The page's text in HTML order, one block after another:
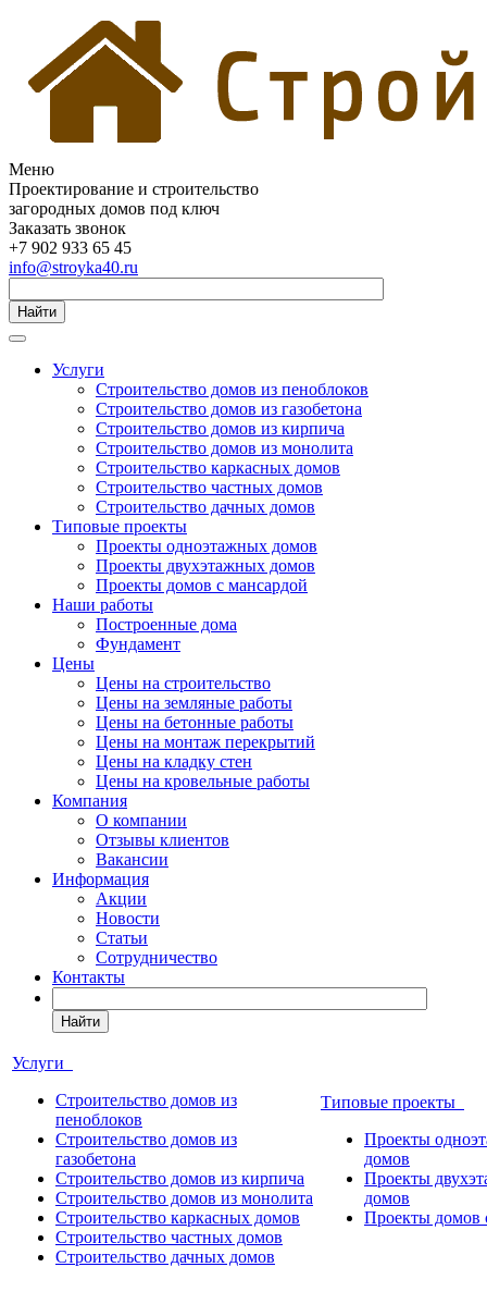
Меню
Проектирование и строительство
загородных домов под ключ
Заказать звонок
+7 902 933 65 45
info@stroyka40.ru
Найти
Услуги
Строительство домов из пеноблоков
Строительство домов из газобетона
Строительство домов из кирпича
Строительство домов из монолита
Строительство каркасных домов
Строительство частных домов
Строительство дачных домов
Типовые проекты
Проекты одноэтажных домов
Проекты двухэтажных домов
Проекты домов с мансардой
Наши работы
Построенные дома
Фундамент
Цены
Цены на строительство
Цены на земляные работы
Цены на бетонные работы
Цены на монтаж перекрытий
Цены на кладку стен
Цены на кровельные работы
Компания
О компании
Отзывы клиентов
Вакансии
Информация
Акции
Новости
Статьи
Сотрудничество
Контакты
Найти
Услуги
Строительство домов из
пеноблоков
Строительство домов из
газобетона
Строительство домов из кирпича
Строительство домов из монолита
Строительство каркасных домов
Строительство частных домов
Строительство дачных домов
Типовые проекты
Проекты
домов
Проекты
домов
Проекты домов